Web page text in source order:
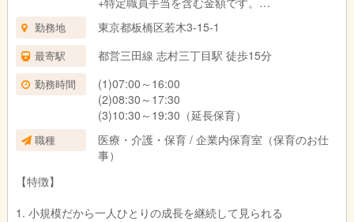
含まれておりません。
■賞与/年2回 計3.0ヶ月～3.2ヶ月(7月・12月）
※前年度実績
■一時金支給
・処遇改善金/特定処遇改善金：6月支給
★各種手当★
■資格手当 保育士20,000円
■特定職員手当（副主任保育士等）16,000円
勤務地 東京都板橋区若木3-15-1
最寄駅 都営三田線 志村三丁目駅 徒歩15分
勤務時間
(1)07:00～16:00
(2)08:30～17:30
(3)10:30～19:30（延長保育）
職種
医療・介護・保育 / 企業内保育室（保育のお仕
事）
【特徴】
1. 小規模だから一人ひとりの成長を継続して見られる